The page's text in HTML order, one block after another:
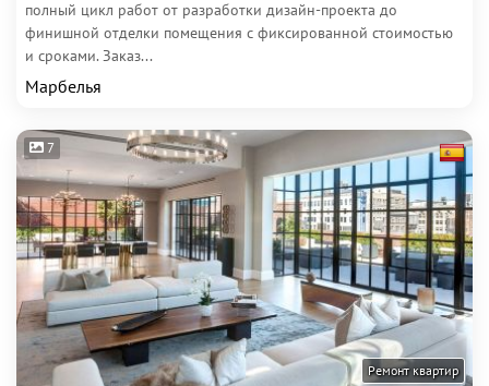
полный цикл работ от разработки дизайн-проекта до
финишной отделки помещения с фиксированной стоимостью
и сроками. Заказ...
Марбелья
7
Ремонт квартир